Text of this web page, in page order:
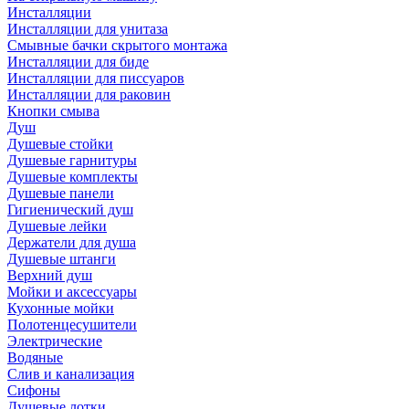
Инсталляции
Инсталляции для унитаза
Смывные бачки скрытого монтажа
Инсталляции для биде
Инсталляции для писсуаров
Инсталляции для раковин
Кнопки смыва
Душ
Душевые стойки
Душевые гарнитуры
Душевые комплекты
Душевые панели
Гигиенический душ
Душевые лейки
Держатели для душа
Душевые штанги
Верхний душ
Мойки и аксессуары
Кухонные мойки
Полотенцесушители
Электрические
Водяные
Слив и канализация
Сифоны